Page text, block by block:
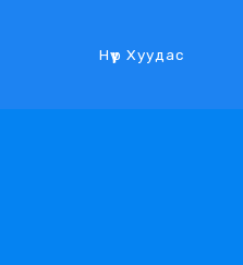
Нүүр Хуудас